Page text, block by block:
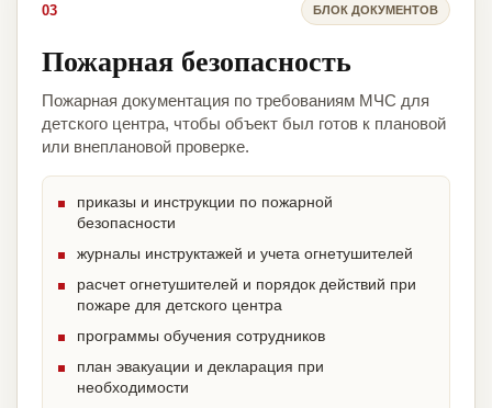
03 БЛОК ДОКУМЕНТОВ
Пожарная безопасность
Пожарная документация по требованиям МЧС для
детского центра, чтобы объект был готов к плановой
или внеплановой проверке.
приказы и инструкции по пожарной
безопасности
журналы инструктажей и учета огнетушителей
расчет огнетушителей и порядок действий при
пожаре для детского центра
программы обучения сотрудников
план эвакуации и декларация при
необходимости